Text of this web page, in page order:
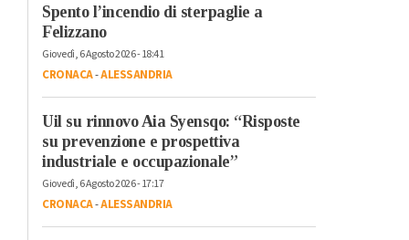
Spento l’incendio di sterpaglie a
Felizzano
Giovedì, 6 Agosto 2026 - 18:41
CRONACA-ALESSANDRIA
Uil su rinnovo Aia Syensqo: “Risposte
su prevenzione e prospettiva
industriale e occupazionale”
Giovedì, 6 Agosto 2026 - 17:17
CRONACA-ALESSANDRIA